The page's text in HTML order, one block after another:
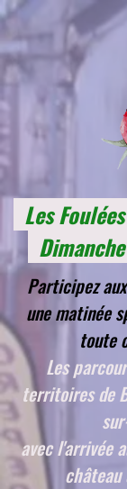
Les
Participez
une matinée
toute
Les
territoires de
avec l'arrivée
château